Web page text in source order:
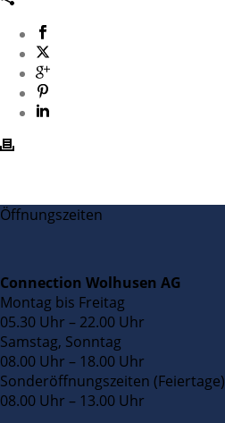
Öffnungszeiten
Connection Wolhusen AG
Montag bis Freitag
05.30 Uhr – 22.00 Uhr
Samstag, Sonntag
08.00 Uhr – 18.00 Uhr
Sonderöffnungszeiten (Feiertage)
08.00 Uhr – 13.00 Uhr